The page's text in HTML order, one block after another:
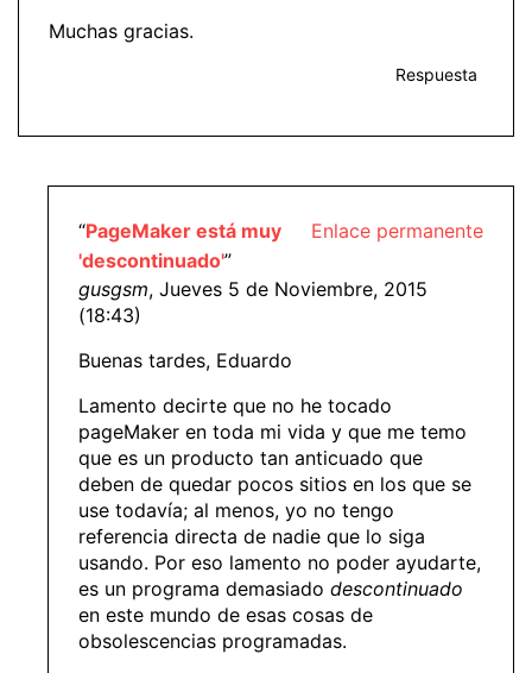
Muchas gracias.
Respuesta
Enlace permanente
“PageMaker está muy
'descontinuado'”
gusgsm, Jueves 5 de Noviembre, 2015
(18:43)
Buenas tardes, Eduardo
Lamento decirte que no he tocado
pageMaker en toda mi vida y que me temo
que es un producto tan anticuado que
deben de quedar pocos sitios en los que se
use todavía; al menos, yo no tengo
referencia directa de nadie que lo siga
usando. Por eso lamento no poder ayudarte,
es un programa demasiado descontinuado
en este mundo de esas cosas de
obsolescencias programadas.